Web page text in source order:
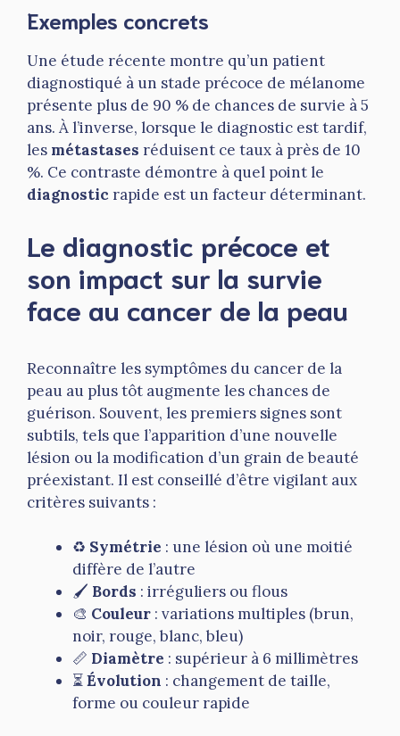
Exemples concrets
Une étude récente montre qu’un patient
diagnostiqué à un stade précoce de mélanome
présente plus de 90 % de chances de survie à 5
ans. À l’inverse, lorsque le diagnostic est tardif,
les métastases réduisent ce taux à près de 10
%. Ce contraste démontre à quel point le
diagnostic rapide est un facteur déterminant.
Le diagnostic précoce et
son impact sur la survie
face au cancer de la peau
Reconnaître les symptômes du cancer de la
peau au plus tôt augmente les chances de
guérison. Souvent, les premiers signes sont
subtils, tels que l’apparition d’une nouvelle
lésion ou la modification d’un grain de beauté
préexistant. Il est conseillé d’être vigilant aux
critères suivants :
♻️ Symétrie : une lésion où une moitié
diffère de l’autre
🖌️ Bords : irréguliers ou flous
🎨 Couleur : variations multiples (brun,
noir, rouge, blanc, bleu)
📏 Diamètre : supérieur à 6 millimètres
⏳Évolution : changement de taille,
forme ou couleur rapide